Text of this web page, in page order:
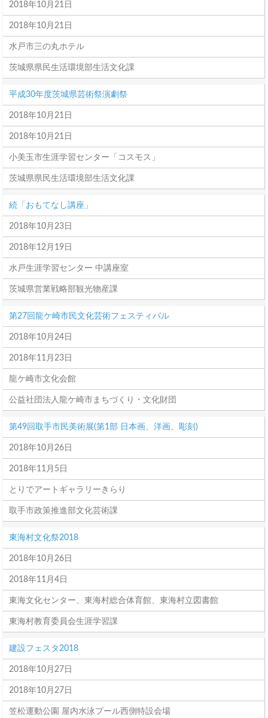
2018年10月21日
2018年10月21日
水戸市三の丸ホテル
茨城県県民生活環境部生活文化課
平成30年度茨城県芸術祭演劇祭
2018年10月21日
2018年10月21日
小美玉市生涯学習センター「コスモス」
茨城県県民生活環境部生活文化課
続「おもてなし講座」
2018年10月23日
2018年12月19日
水戸生涯学習センター 中講座室
茨城県営業戦略部観光物産課
第27回龍ケ崎市民文化芸術フェスティバル
2018年10月24日
2018年11月23日
龍ケ崎市文化会館
公益社団法人龍ケ崎市まちづくり・文化財団
第49回取手市民美術展(第1部 日本画、洋画、彫刻)
2018年10月26日
2018年11月5日
とりでアートギャラリーきらり
取手市政策推進部文化芸術課
東海村文化祭2018
2018年10月26日
2018年11月4日
東海文化センター、東海村総合体育館、東海村立図書館
東海村教育委員会生涯学習課
建設フェスタ2018
2018年10月27日
2018年10月27日
笠松運動公園 屋内水泳プール西側特設会場